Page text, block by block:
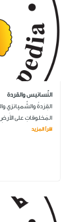
النّسانيس والقردة
القِرَدةُ والشِّمپانزي
المَخلوقاتِ على
اقرأ المزيد